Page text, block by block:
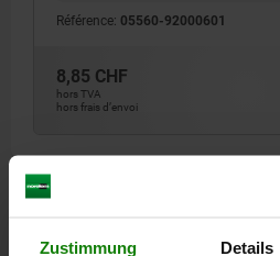
Zustimmung Details
Référence: 05560-92000601
8,85 CHF
hors TVA
hors frais d’envoi
DÉTAILS